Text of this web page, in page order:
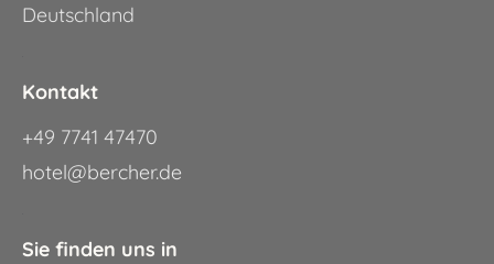
Deutschland
Kontakt
+49 7741 47470
hotel@bercher.de
Sie finden uns in